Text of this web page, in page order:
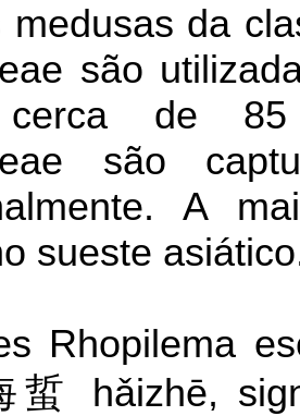
medusas da
são
de 85
são
A
sueste
Rhopilema
蜇 hǎizhē,